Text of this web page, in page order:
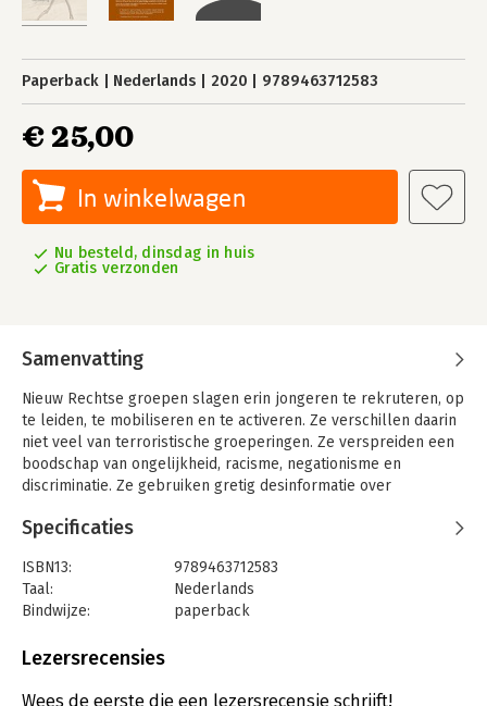
Paperback Nederlands 2020 9789463712583
€ 25,00
In winkelwagen
Nu besteld, dinsdag in huis
Gratis verzonden
Samenvatting
Nieuw Rechtse groepen slagen erin jongeren te rekruteren, op
te leiden, te mobiliseren en te activeren. Ze verschillen daarin
niet veel van terroristische groeperingen. Ze verspreiden een
boodschap van ongelijkheid, racisme, negationisme en
discriminatie. Ze gebruiken gretig desinformatie over
Onveiligheidsgevoelens, angst, gebrekkige openbare
vruchtbare voedingsbodem. Als influencers trachten ze
aanhoudend de geesten te vergiftigen met propaganda en
antidemocratisch gedachtegoed. Dit boek noemt ze
democratische posities. Deze infiltratie gebeurt vooral in
Specificaties
ISBN13:
9789463712583
Taal:
Nederlands
Bindwijze:
paperback
Uitgever:
Lezersrecensies
Wees de eerste die een lezersrecensie schrijft!